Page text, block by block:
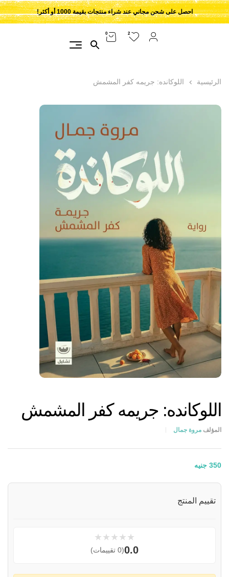
احصل على شحن مجاني عند شراء منتجات بقيمة 1000 أو أكثر!
2
0
الرئيسية اللوكانده: جريمه كفر المشمش
اللوكانده: جريمه كفر المشمش
المؤلف مروة جمال
350 جنيه
تقييم المنتج
★
★
★
★
★
0.0(0 تقييمات)